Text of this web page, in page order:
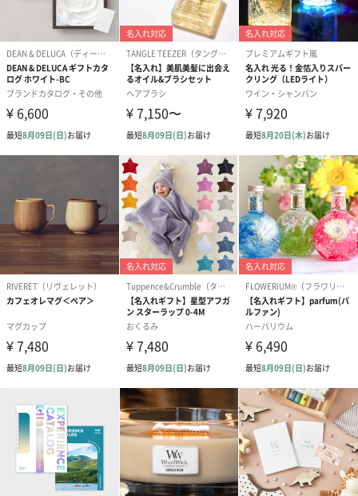
シーズンブーケ（ひま
わり）（1,880円）
ブーケ（ホワイトグリ
ーン）（1,650円）
ブーケ（ピン
（1,650円）
ドライフラワー・プリザーブドフラワー
自然のお花で作ったドライフラワー・プリザーブドフラワーを同
梱します。
一部花材が写真と異なる場合がございます。予めご了承くださ
い。パッケージに入れてお届けします。
プリザーブドフラワー
ブーケ（ピンク）
（2,580円）
プリザーブドフラワー
ブーケ（ブルー）
（2,580円）
アミュレット
ク）（1,500円